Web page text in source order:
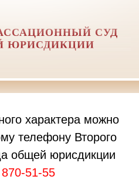
СУД
ЮРИСДИКЦИИ
характера можно
телефону Второго
общей юрисдикции
51-55